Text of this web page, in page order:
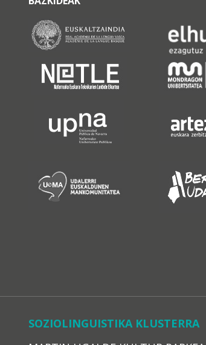
SOZIOLINGUISTIKA KLUSTERRA